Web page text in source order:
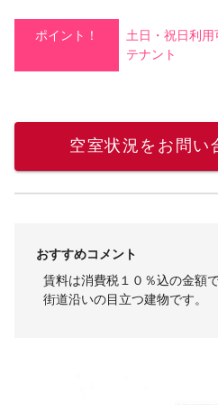
ポイント！
土日・祝日利用
テナント
空室状況をお問い
おすすめコメント
賃料は消費税１０％込の金額
街道沿いの目立つ建物です。